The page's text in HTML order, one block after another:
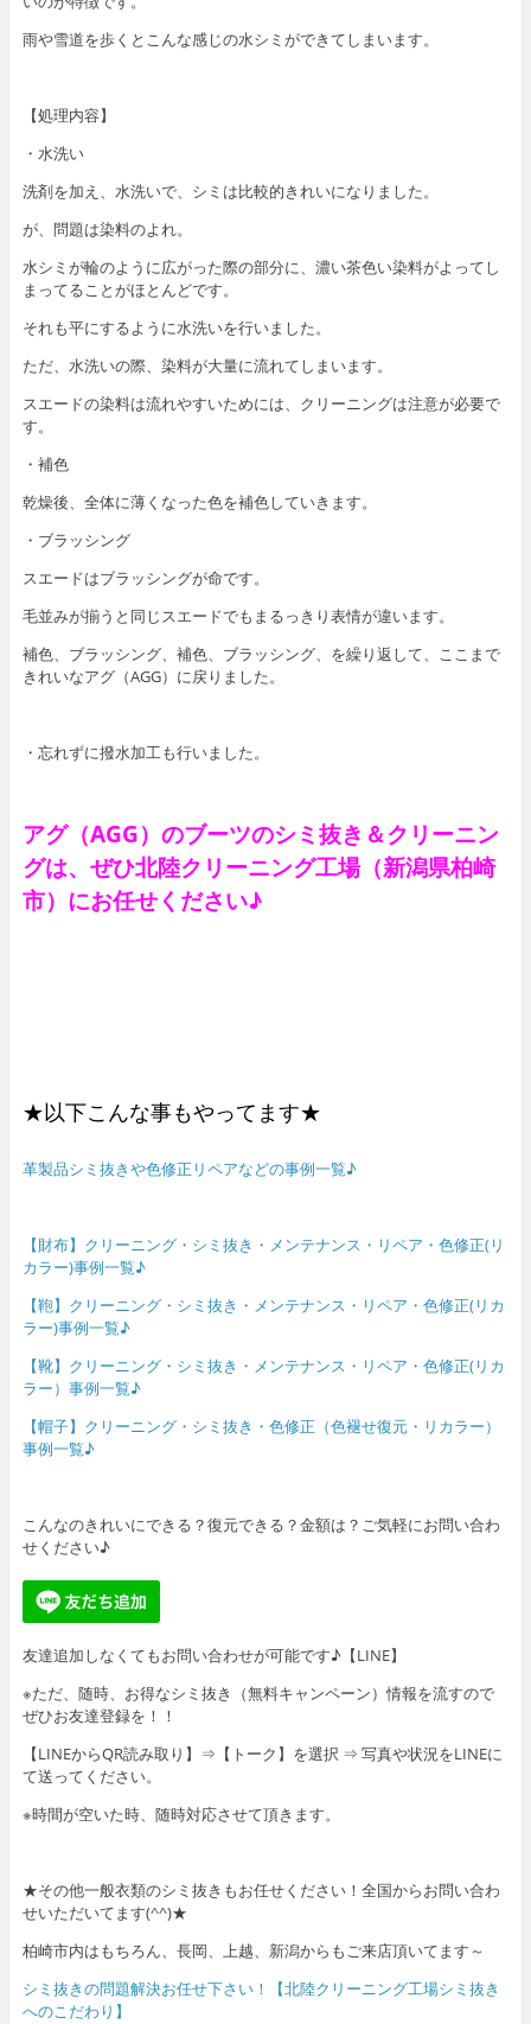
雨や雪道を歩くとこんな感じの水シミができてしまいます。
【処理内容】
・水洗い
洗剤を加え、水洗いで、シミは比較的きれいになりました。
が、問題は染料のよれ。
水シミが輪のように広がった際の部分に、濃い茶色い染料がよってし
まってることがほとんどです。
それも平にするように水洗いを行いました。
ただ、水洗いの際、染料が大量に流れてしまいます。
スエードの染料は流れやすいためには、クリーニングは注意が必要で
す。
・補色
乾燥後、全体に薄くなった色を補色していきます。
・ブラッシング
スエードはブラッシングが命です。
毛並みが揃うと同じスエードでもまるっきり表情が違います。
補色、ブラッシング、補色、ブラッシング、を繰り返して、ここまで
きれいなアグ（AGG）に戻りました。
・忘れずに撥水加工も行いました。
アグ（AGG）のブーツのシミ抜き＆クリーニン
グは、ぜひ北陸クリーニング工場（新潟県柏崎
市）にお任せください♪
★以下こんな事もやってます★
革製品シミ抜きや色修正リペアなどの事例一覧♪
【財布】クリーニング・シミ抜き・メンテナンス・リペア・色修正(リ
カラー)事例一覧♪
【鞄】クリーニング・シミ抜き・メンテナンス・リペア・色修正(リカ
ラー)事例一覧♪
【靴】クリーニング・シミ抜き・メンテナンス・リペア・色修正(リカ
ラー）事例一覧♪
【帽子】クリーニング・シミ抜き・色修正（色褪せ復元・リカラー）
事例一覧♪
こんなのきれいにできる？復元できる？金額は？ご気軽にお問い合わ
せください♪
友達追加しなくてもお問い合わせが可能です♪【LINE】
※ただ、随時、お得なシミ抜き（無料キャンペーン）情報を流すので
ぜひお友達登録を！！
【LINEからQR読み取り】⇒【トーク】を選択 ⇒ 写真や状況をLINEに
て送ってください。
※時間が空いた時、随時対応させて頂きます。
★その他一般衣類のシミ抜きもお任せください！全国からお問い合わ
せいただいてます(^^)★
柏崎市内はもちろん、長岡、上越、新潟からもご来店頂いてます～
シミ抜きの問題解決お任せ下さい！【北陸クリーニング工場シミ抜き
へのこだわり】